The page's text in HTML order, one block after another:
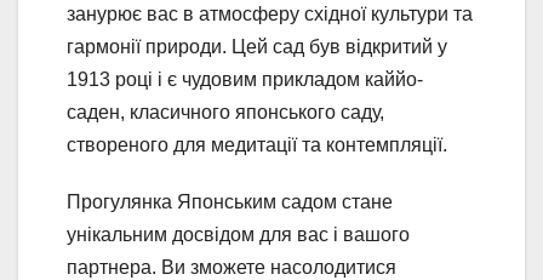
занурює вас в атмосферу східної культури та
гармонії природи. Цей сад був відкритий у
1913 році і є чудовим прикладом каййо-
саден, класичного японського саду,
створеного для медитації та контемпляції.
Прогулянка Японським садом стане
унікальним досвідом для вас і вашого
партнера. Ви зможете насолодитися